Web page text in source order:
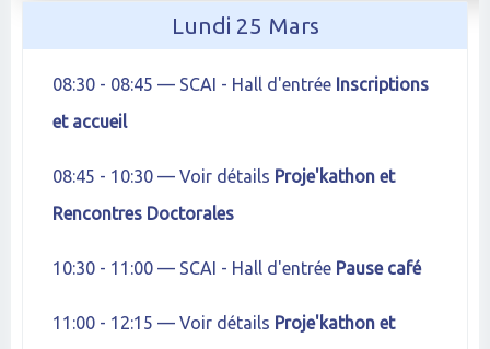
Lundi 25 Mars
08:30 - 08:45 — SCAI - Hall d'entrée Inscriptions
et accueil
08:45 - 10:30 — Voir détails Proje'kathon et
Rencontres Doctorales
10:30 - 11:00 — SCAI - Hall d'entrée Pause café
11:00 - 12:15 — Voir détails Proje'kathon et